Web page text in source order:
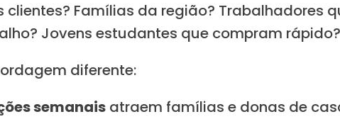
clientes? Famílias da região? Trabalhadores
Jovens estudantes que compram rápido?
diferente:
semanais atraem famílias e donas de